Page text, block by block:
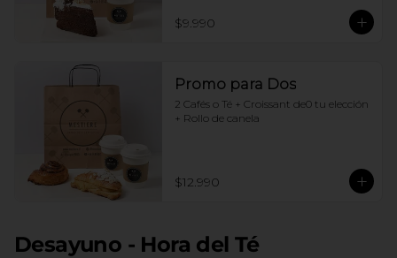
$9.990
Promo para Dos
2 Cafés o Té + Croissant de0 tu elección
+ Rollo de canela
$12.990
Desayuno - Hora del Té